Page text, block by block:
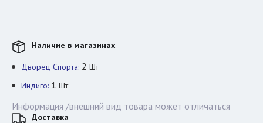
Наличие в магазинах
Дворец Спорта: 2 Шт
Индиго: 1 Шт
Информация /внешний вид товара может отличаться
Доставка